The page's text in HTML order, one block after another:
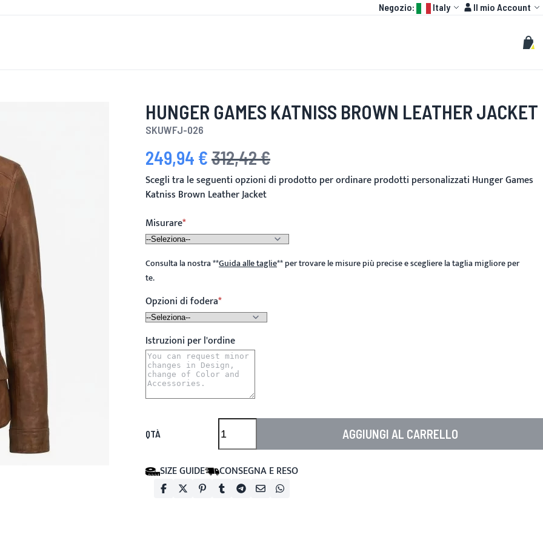
Language:
Negozio: Italy Account
Il mio Account
Cerca
Cerca
HUNGER GAMES KATNISS BROWN LEATHER JACKET
SKUWFJ-026
Prezzo speciale
249,94 € Prezzo predefinito
312,42 €
Scegli tra le seguenti opzioni di prodotto per ordinare prodotti personalizzati Hunger Games
Katniss Brown Leather Jacket
Misurare
Consulta la nostra**Guida alle taglie**per trovare le misure più precise e scegliere la taglia migliore per
te.
Opzioni di fodera
Istruzioni per l'ordine
QTÀ AGGIUNGI AL CARRELLO
SIZE GUIDE CONSEGNA E RESO